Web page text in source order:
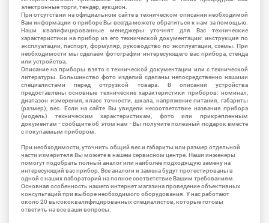
электронные торги, тендер, аукцион.
При отсутствии на официальном сайте в техническом описании необходимой
Вам информации о приборе Вы всегда можете обратиться к нам за помощью.
Наши квалифицированные менеджеры уточнят для Вас технические
характеристики на прибор из его технической документации: инструкция по
эксплуатации, паспорт, формуляр, руководство по эксплуатации, схемы. При
необходимости мы сделаем фотографии интересующего вас прибора, стенда
или устройства.
Описание на приборы взято с технической документации или с технической
литературы. Большинство фото изделий сделаны непосредственно нашими
специалистами перед отгрузкой товара. В описании устройства
предоставлены основные технические характеристики приборов: номинал,
диапазон измерения, класс точности, шкала, напряжение питания, габариты
(размер), вес. Если на сайте Вы увидели несоответствие названия прибора
(модель) техническим характеристикам, фото или прикрепленным
документам - сообщите об этом нам - Вы получите полезный подарок вместе
с покупаемым прибором.
При необходимости, уточнить общий вес и габариты или размер отдельной
части измерителя Вы можете в нашем сервисном центре. Наши инженеры
помогут подобрать полный аналог или наиболее подходящую замену на
интересующий вас прибор. Все аналоги и замена будут протестированы в
одной с наших лабораторий на полное соответствие Вашим требованиям.
Основная особенность нашего интернет магазина проведение объективных
консультаций при выборе необходимого оборудования. У нас работают
около 20 высококвалифицированных специалистов, которые готовы
ответить на все ваши вопросы.